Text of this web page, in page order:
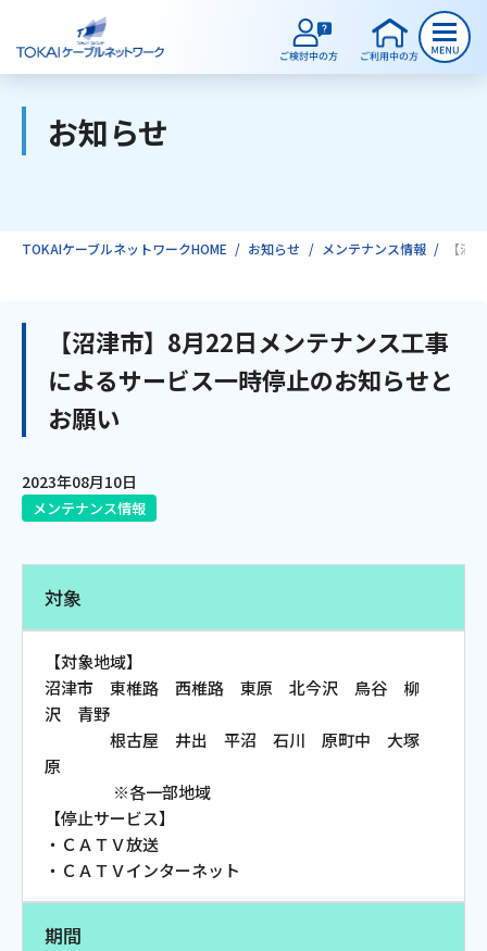
ご検討中のお客様
インターネット
おトクな情報 料金案内
対応エリア
お知らせ
TOKAIケーブルネットワークHOME お知らせ メンテナンス情報 【沼
【沼津市】8月22日メンテナンス工事
によるサービス一時停止のお知らせと
お願い
2023年08月10日
メンテナンス情報
対象
【対象地域】
沼津市 東椎路 西椎路 東原 北今沢 鳥谷 柳
沢 青野
根古屋 井出 平沼 石川 原町中 大塚
原
※各一部地域
【停止サービス】
・ＣＡＴＶ放送
・ＣＡＴＶインターネット
期間